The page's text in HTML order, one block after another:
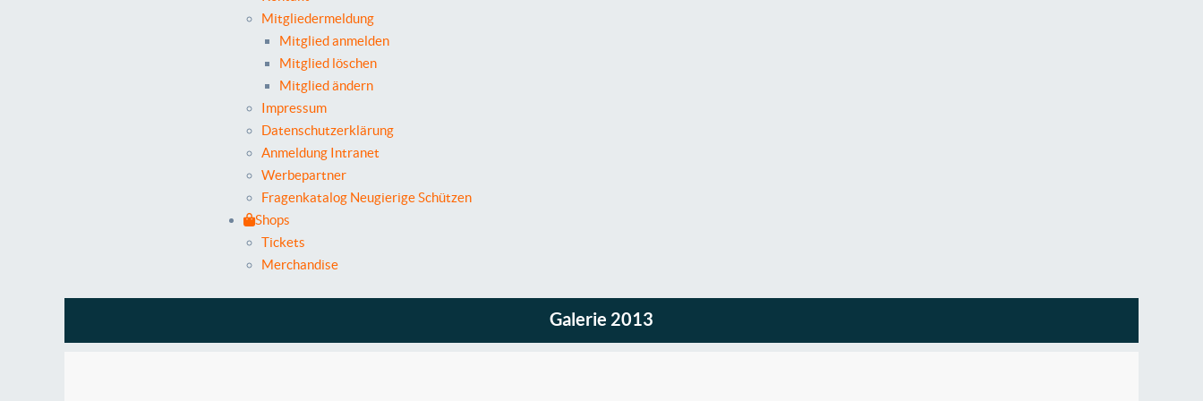
Mitgliedermeldung
Mitglied anmelden
Mitglied löschen
Mitglied ändern
Impressum
Datenschutzerklärung
Anmeldung Intranet
Werbepartner
Fragenkatalog Neugierige Schützen
Shops
Tickets
Merchandise
Galerie 2013